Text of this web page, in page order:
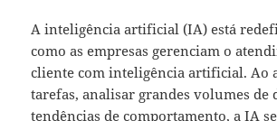
A inteligência artificial (IA) está
como as empresas gerenciam o
cliente com inteligência artificial. Ao
tarefas, analisar grandes volumes de
tendências de comportamento, a IA